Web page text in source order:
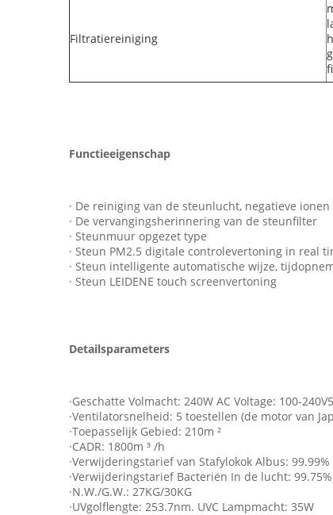
Filtratiereiniging
Functieeigenschap
· De reiniging van de steunlucht, negatieve
· De vervangingsherinnering van de steunfilter
· Steunmuur opgezet type
· Steun PM2.5 digitale controlevertoning in real
· Steun intelligente automatische wijze,
· Steun LEIDENE touch screenvertoning
Detailsparameters
·Geschatte Volmacht: 240W AC Voltage: 100-
·Ventilatorsnelheid: 5 toestellen (de motor van
·Toepasselijk Gebied: 210m ²
·CADR: 1800m ³ /h
·Verwijderingstarief van Stafylokok Albus: 99.99%
·Verwijderingstarief Bacteriën In de lucht: 99.75%
·N.W./G.W.: 27KG/30KG
·UVgolflengte: 253.7nm. UVC Lampmacht: 35W